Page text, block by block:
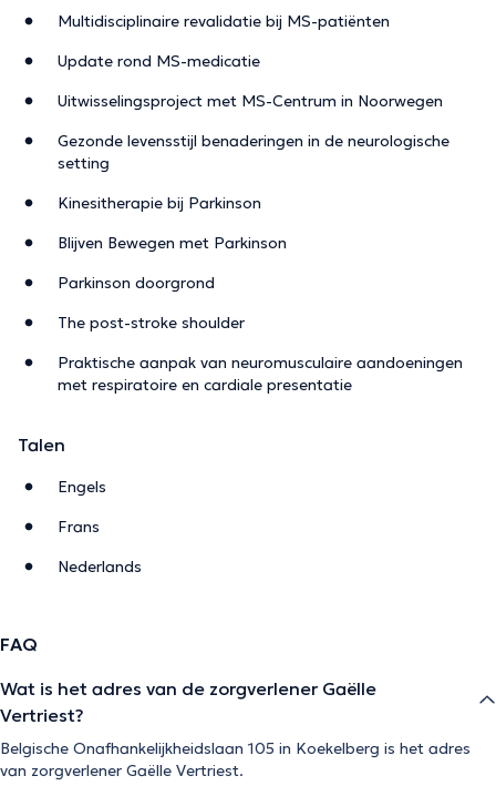
Multidisciplinaire revalidatie bij MS-patiënten
Update rond MS-medicatie
Uitwisselingsproject met MS-Centrum in Noorwegen
Gezonde levensstijl benaderingen in de neurologische
setting
Kinesitherapie bij Parkinson
Blijven Bewegen met Parkinson
Parkinson doorgrond
The post-stroke shoulder
Praktische aanpak van neuromusculaire aandoeningen
met respiratoire en cardiale presentatie
Talen
Engels
Frans
Nederlands
FAQ
Wat is het adres van de zorgverlener Gaëlle
Vertriest?
Belgische Onafhankelijkheidslaan 105 in Koekelberg is het adres
van zorgverlener Gaëlle Vertriest.